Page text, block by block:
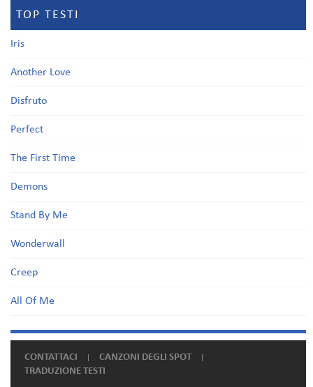
TOP TESTI
Iris
Another Love
Disfruto
Perfect
The First Time
Demons
Stand By Me
Wonderwall
Creep
All Of Me
CONTATTACI
CANZONI DEGLI SPOT
TRADUZIONE TESTI